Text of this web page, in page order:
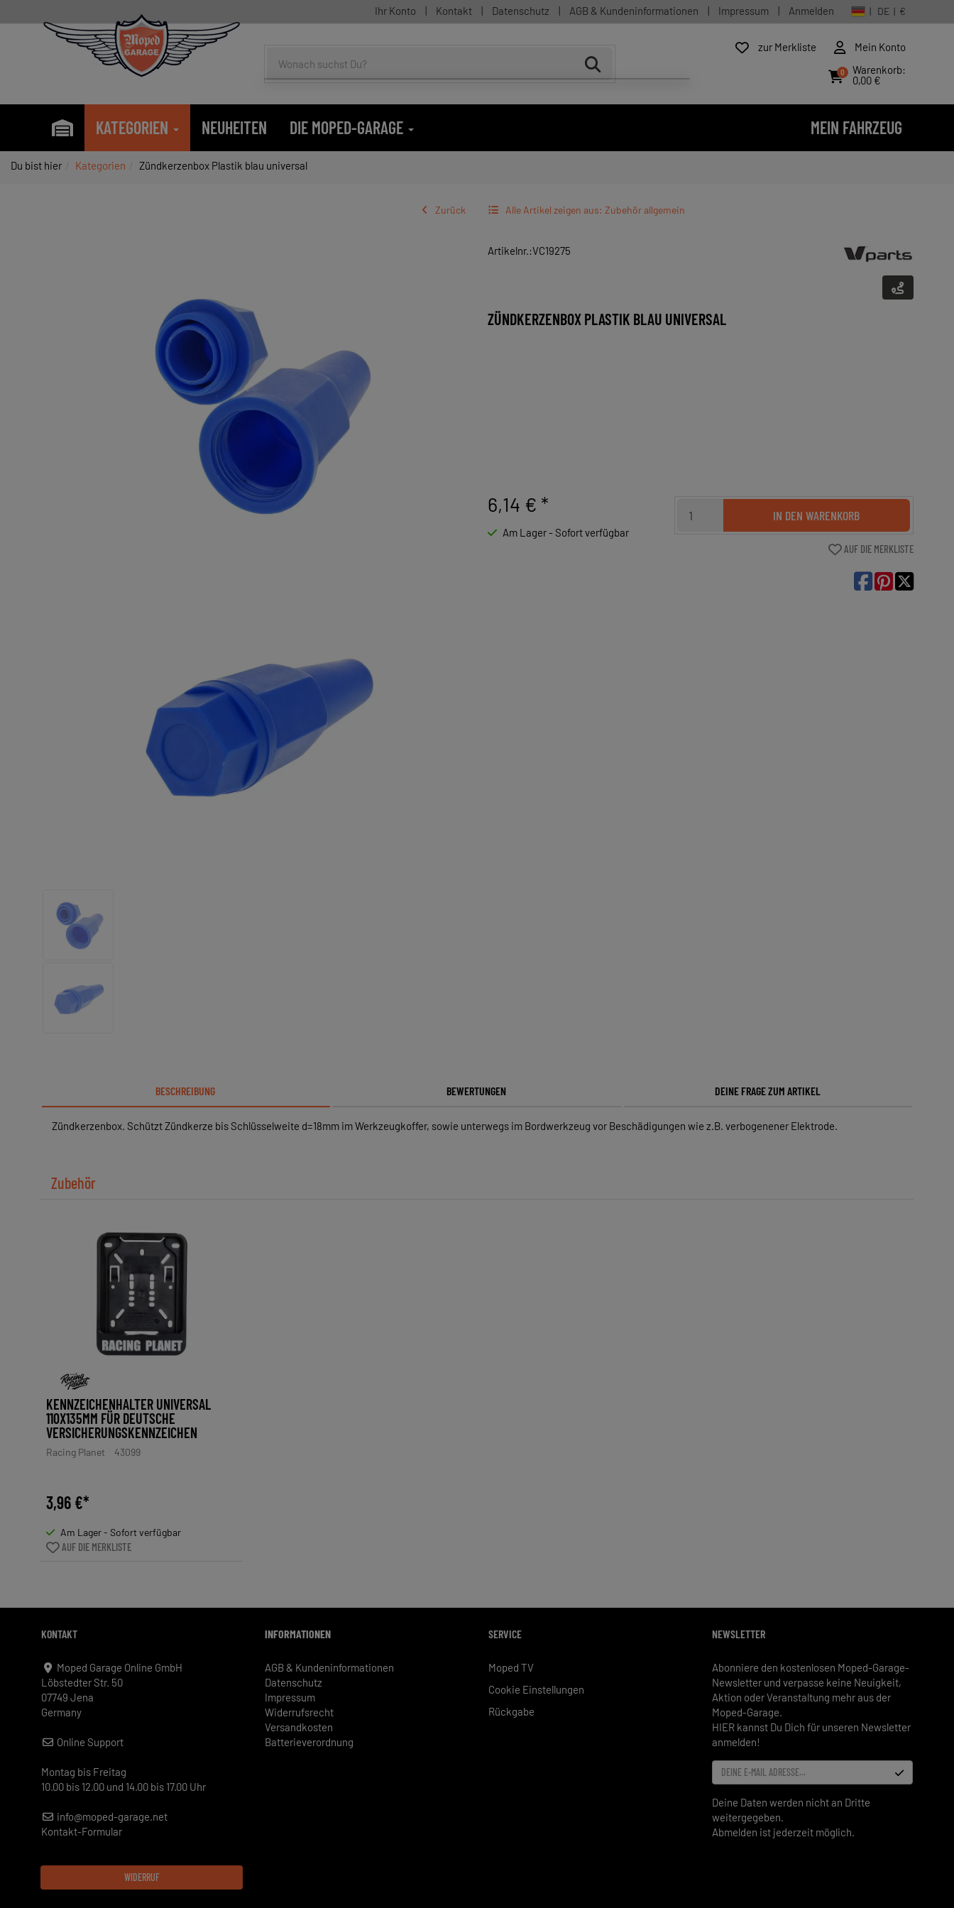
Ihr Konto | Kontakt | Datenschutz | AGB & Kundeninformationen | Impressum | Anmelden | DE | €
zur Merkliste Mein Konto
0
Warenkorb:
0,00 €
KATEGORIEN NEUHEITEN DIE MOPED-GARAGE MEIN FAHRZEUG
Du bist hier Kategorien Zündkerzenbox Plastik blau universal
Zurück Alle Artikel zeigen aus: Zubehör allgemein
Artikelnr.:VC19275
ZÜNDKERZENBOX PLASTIK BLAU UNIVERSAL
6,14 € *
Am Lager - Sofort verfügbar
IN DEN WARENKORB
AUF DIE MERKLISTE

BESCHREIBUNG BEWERTUNGEN DEINE FRAGE ZUM ARTIKEL
Zündkerzenbox. Schützt Zündkerze bis Schlüsselweite d=18mm im Werkzeugkoffer, sowie unterwegs im Bordwerkzeug vor Beschädigungen wie z.B. verbogenener Elektrode.
Zubehör
KENNZEICHENHALTER UNIVERSAL
110X135MM FÜR DEUTSCHE
VERSICHERUNGSKENNZEICHEN
Racing Planet 43099
3,96 €*
Am Lager - Sofort verfügbar
AUF DIE MERKLISTE
KONTAKT
Moped Garage Online GmbH
Löbstedter Str. 50
07749 Jena
Germany
Online Support
Montag bis Freitag
10.00 bis 12.00 und 14.00 bis 17.00 Uhr
info@moped-garage.net
Kontakt-Formular
INFORMATIONEN
AGB & Kundeninformationen
Datenschutz
Impressum
Widerrufsrecht
Versandkosten
Batterieverordnung
SERVICE
Moped TV
Cookie Einstellungen
Rückgabe
NEWSLETTER
Abonniere den kostenlosen Moped-Garage-
Newsletter und verpasse keine Neuigkeit,
Aktion oder Veranstaltung mehr aus der
Moped-Garage.
HIER kannst Du Dich für unseren Newsletter
anmelden!
DEINE E-MAIL ADRESSE...
Deine Daten werden nicht an Dritte
weitergegeben.
Abmelden ist jederzeit möglich.
WIDERRUF